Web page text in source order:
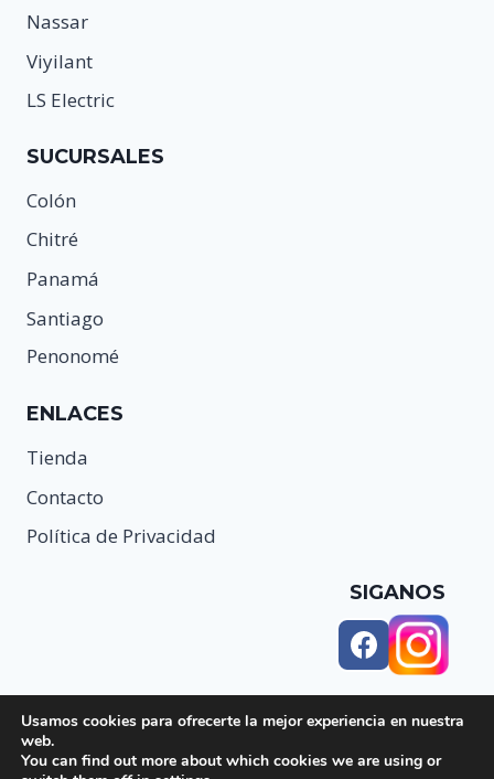
Nassar
Viyilant
LS Electric
SUCURSALES
Colón
Chitré
Panamá
Santiago
Penonomé
ENLACES
Tienda
Contacto
Política de Privacidad
SIGANOS
Usamos cookies para ofrecerte la mejor experiencia en nuestra
web.
You can find out more about which cookies we are using or